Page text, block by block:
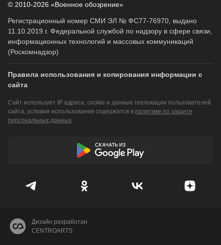
© 2010-2026 «Военное обозрение»
Регистрационный номер СМИ ЭЛ № ФС77-76970, выдано
11.10.2019 г. Федеральной службой по надзору в сфере связи,
информационных технологий и массовых коммуникаций
(Роскомнадзор)
Правила использования и копирования информации с
сайта
Сайт использует IP адреса, cookie и данные геолокации пользователей
сайта, условия использования содержатся в политике по защите
персональных данных.
Дизайн разработан
CENTROARTS